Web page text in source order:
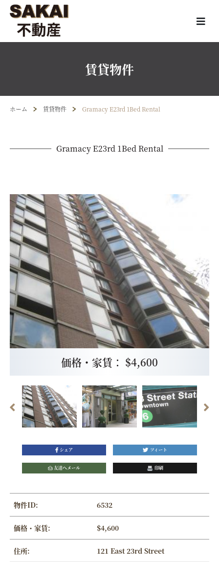
賃貸物件
ホーム 賃貸物件 Gramacy E23rd 1Bed Rental
Gramacy E23rd 1Bed Rental
価格・家賃： $4,600
シェア ツィート
友達へメール 印刷
物件ID: 6532
価格・家賃: $4,600
住所: 121 East 23rd Street